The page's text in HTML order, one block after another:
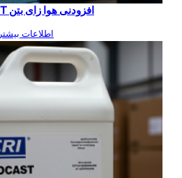
افزودنی هوا زای بتن ECOVENT
اطلاعات بیشتر